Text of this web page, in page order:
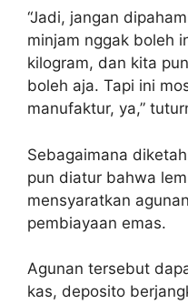
“Jadi, jangan
minjam nggak boleh
kilogram, dan kita
boleh aja. Tapi ini
manufaktur, ya,”
Sebagaimana
pun diatur bahwa
mensyaratkan
pembiayaan emas.
Agunan tersebut
kas, deposito